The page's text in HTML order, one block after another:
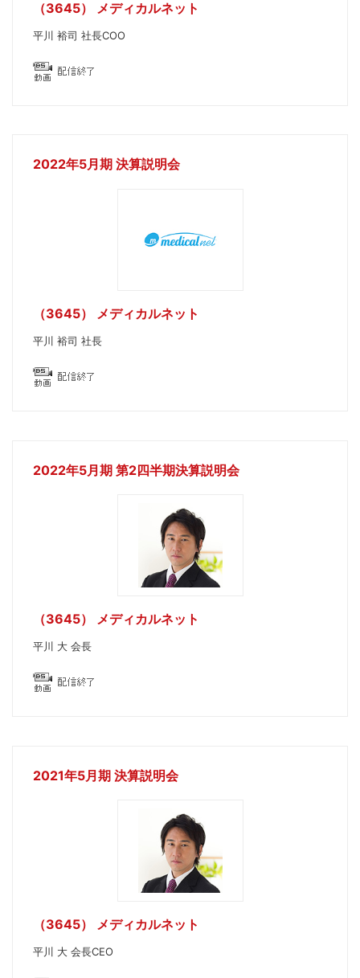
（3645） メディカルネット
平川 裕司 社長COO
2022年5月期 決算説明会
（3645） メディカルネット
平川 裕司 社長
2022年5月期 第2四半期決算説明会
（3645） メディカルネット
平川 大 会長
2021年5月期 決算説明会
（3645） メディカルネット
平川 大 会長CEO